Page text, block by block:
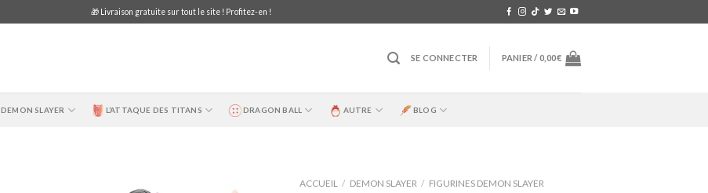
🎁 Livraison gratuite sur tout le site ! Profitez-en !
SE CONNECTER PANIER /0,00€
DEMON SLAYER L’ATTAQUE DES TITANS DRAGON BALL AUTRE BLOG
ACCUEIL / DEMON SLAYER / FIGURINES DEMON SLAYER